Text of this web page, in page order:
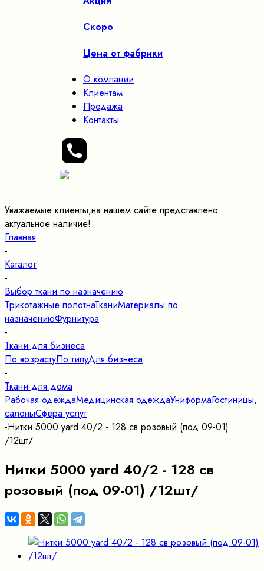
Скоро
Цена от фабрики
О компании
Клиентам
Продажа
Контакты
Уважаемые клиенты,на нашем сайте представлено
актуальное наличие!
Главная
-
Каталог
-
Выбор ткани по назначению
Трикотажные полотнаТканиМатериалы по
назначениюФурнитура
-
Ткани для бизнеса
По возрастуПо типуДля бизнеса
-
Ткани для дома
Рабочая одеждаМедицинская одеждаУниформаГостиницы,
салоныСфера услуг
-Нитки 5000 yard 40/2 - 128 св розовый (под 09-01)
/12шт/
Нитки 5000 yard 40/2 - 128 св
розовый (под 09-01) /12шт/